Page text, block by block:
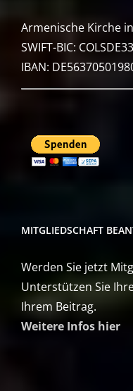
Armenische Kirche
SWIFT-BIC: COLSDE33
IBAN:
MITGLIEDSCHAFT
Werden Sie jetzt
Unterstützen Sie
Ihrem Beitrag.
Weitere Infos hier